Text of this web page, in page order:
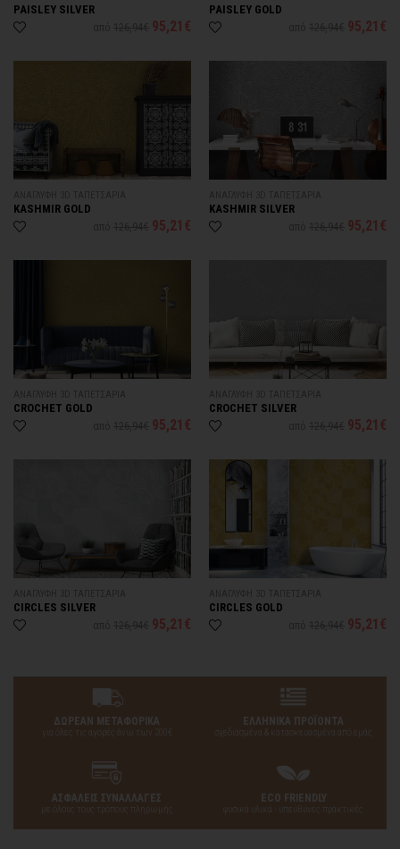
PAISLEY SILVER
95,21€
PAISLEY GOLD
95,21€
KASHMIR GOLD
95,21€
KASHMIR SILVER
95,21€
CROCHET GOLD
95,21€
CROCHET SILVER
95,21€
CIRCLES SILVER
95,21€
CIRCLES GOLD
95,21€
ΔΩΡΕΑΝ ΜΕΤΑΦΟΡΙΚΑ
για όλες τις αγορές άνω των 200€
ΕΛΛΗΝΙΚΑ ΠΡΟΪΟΝΤΑ
σχεδιασμένα & κατασκευασμένα από εμάς
ΑΣΦΑΛΕΙΣ ΣΥΝΑΛΛΑΓΕΣ
με όλους τους τρόπους πληρωμής
ECO FRIENDLY
φυσικά υλικά - υπεύθυνες πρακτικές